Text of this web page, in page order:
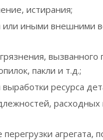
истирания;
иными внешними
пакли и т.д.;
ресурса